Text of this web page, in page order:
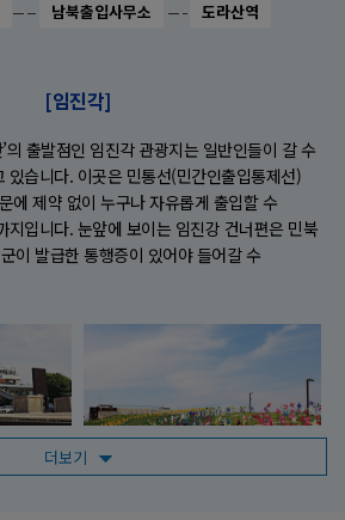
남북출입사무소 도라산역
[임진각]
의 출발점인 임진각 관광지는 일반인들이 갈 수
있습니다. 이곳은 민통선(민간인출입통제선)
에 제약 없이 누구나 자유롭게 출입할 수
지입니다. 눈앞에 보이는 임진강 건너편은 민북
이 발급한 통행증이 있어야 들어갈 수
더보기